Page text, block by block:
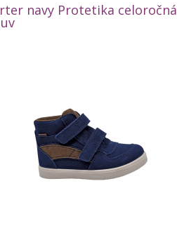
navy Protetika celoročná